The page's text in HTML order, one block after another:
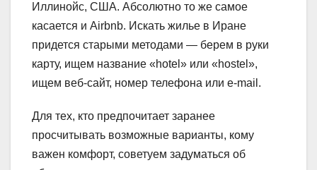
Иллинойс, США. Абсолютно то же самое
касается и Airbnb. Искать жилье в Иране
придется старыми методами — берем в руки
карту, ищем название «hotel» или «hostel»,
ищем веб-сайт, номер телефона или e-mail.
Для тех, кто предпочитает заранее
просчитывать возможные варианты, кому
важен комфорт, советуем задуматься об